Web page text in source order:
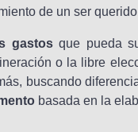
de un ser
gastosque pueda
o la libre
buscando
basada en la